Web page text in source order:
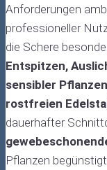
Anforderungen
professioneller
die Schere
Entspitzen,
sensibler
rostfreien
dauerhafter
Pflanzen begünstigt.